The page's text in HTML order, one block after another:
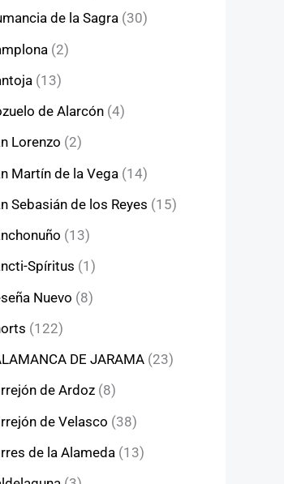
de la Sagra (30)
(2)
(13)
de Alarcón (4)
Lorenzo (2)
Martín de la Vega (14)
Sebasián de los Reyes (15)
(13)
Spíritus (1)
Nuevo (8)
(122)
DE JARAMA (23)
de Ardoz (8)
de Velasco (38)
de la Alameda (13)